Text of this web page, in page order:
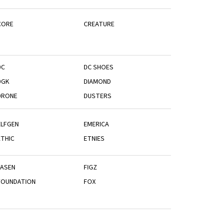
CREATURE
DC SHOES
DIAMOND
DUSTERS
EMERICA
ETNIES
FIGZ
FOX